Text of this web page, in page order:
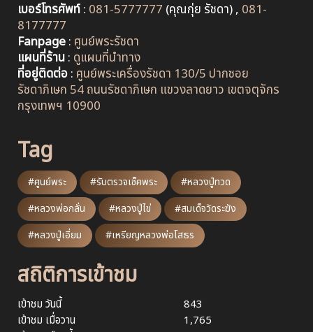
เบอร์โทรศัพท์: 081-5777777 (คุณกุ่ย รัชดา) , 081-
8177777
Fanpage: ศูนย์พระรัชดา
แผนที่ร้าน: ดูแผนที่นำทาง
ที่อยู่ติดต่อ: ศูนย์พระเครื่องรัชดา 130/5 ปากซอย
รัชดาภิเษก 54 ถนนรัชดาภิเษก แขวงลาดยาว เขตจตุจักร
กรุงเทพฯ 10900
Tag
#ศูนย์พระ #รับตรวจเช็คพระ
#หลวงปู่ทวด
#หลวงพ่อกลั่น
#หลวงปู่ไข่
#สมเด็จวัดระฆัง
#หลวงปู่เอี่ยม
#เหรียญหลวงพ่อโสธร
สถิติการเข้าชม
เข้าชม วันนี้
843
เข้าชม เมื่อวาน
1,765